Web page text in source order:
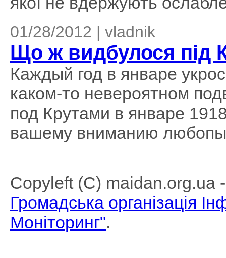
01/28/2012 | vladnik
Що ж видбулося під
Каждый год в январе
каком-то невероятном
под Крутами в январе
вашему вниманию
Copyleft (C) maidan.org.ua
Громадська організація
Моніторинг".